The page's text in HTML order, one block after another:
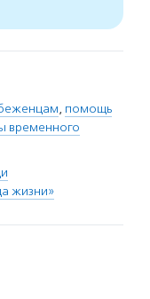
, помощь
временного
жизни»